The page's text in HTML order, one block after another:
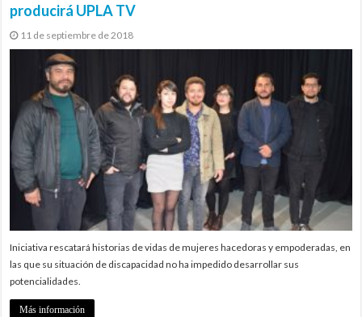
producirá UPLA TV
11 de septiembre de 2018
Iniciativa rescatará historias de vidas de mujeres hacedoras y empoderadas, en
las que su situación de discapacidad no ha impedido desarrollar sus
potencialidades.
Más información